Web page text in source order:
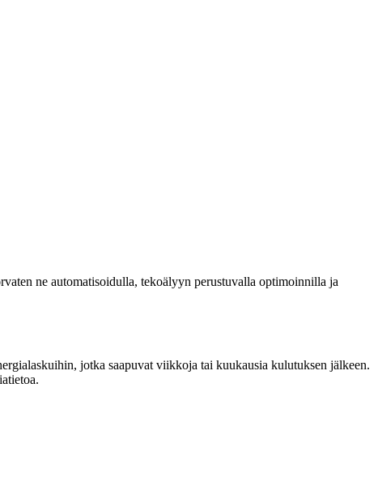
ne automatisoidulla, tekoälyyn perustuvalla optimoinnilla ja
jotka saapuvat viikkoja tai kuukausia kulutuksen jälkeen.